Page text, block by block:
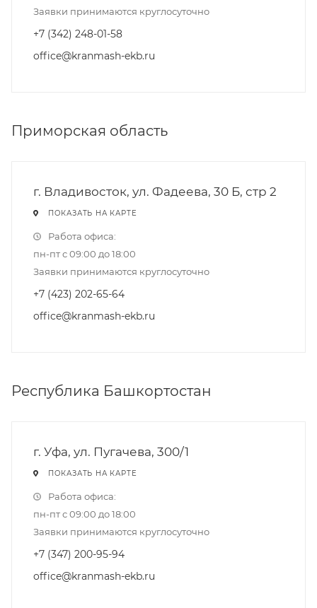
Заявки принимаются круглосуточно
+7 (342) 248-01-58
office@kranmash-ekb.ru
Приморская область
г. Владивосток, ул. Фадеева, 30 Б, стр 2
ПОКАЗАТЬ НА КАРТЕ
Работа офиса:
пн-пт с 09:00 до 18:00
Заявки принимаются круглосуточно
+7 (423) 202-65-64
office@kranmash-ekb.ru
Республика Башкортостан
г. Уфа, ул. Пугачева, 300/1
ПОКАЗАТЬ НА КАРТЕ
Работа офиса:
пн-пт с 09:00 до 18:00
Заявки принимаются круглосуточно
+7 (347) 200-95-94
office@kranmash-ekb.ru